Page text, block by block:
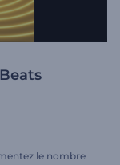
le nombre